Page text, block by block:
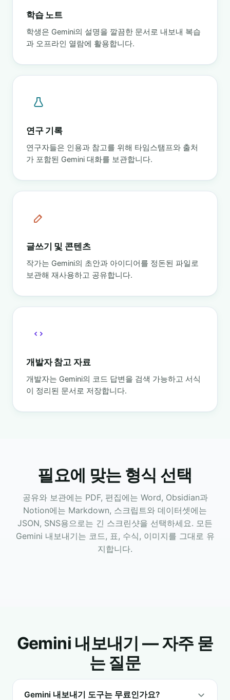
학습 노트
학생은 Gemini의 설명을 깔끔한 문서로 내보내 복습
과 오프라인 열람에 활용합니다.
연구 기록
연구자들은 인용과 참고를 위해 타임스탬프와 출처
가 포함된 Gemini 대화를 보관합니다.
글쓰기 및 콘텐츠
작가는 Gemini의 초안과 아이디어를 정돈된 파일로
보관해 재사용하고 공유합니다.
개발자 참고 자료
개발자는 Gemini의 코드 답변을 검색 가능하고 서식
이 정리된 문서로 저장합니다.
필요에 맞는 형식 선택
공유와 보관에는 PDF, 편집에는 Word, Obsidian과
Notion에는 Markdown, 스크립트와 데이터셋에는
JSON, SNS용으로는 긴 스크린샷을 선택하세요. 모든
Gemini 내보내기는 코드, 표, 수식, 이미지를 그대로 유
지합니다.
Gemini 내보내기 — 자주 묻
는 질문
Gemini 내보내기 도구는 무료인가요?